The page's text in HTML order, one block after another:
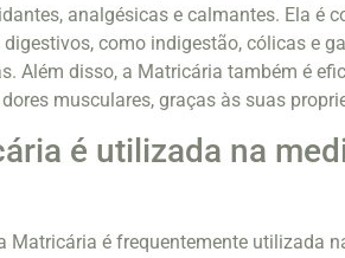
analgésicas e calmantes. Ela é
como indigestão, cólicas e
Além disso, a Matricária também é
musculares, graças às suas
é utilizada na
Matricária é frequentemente utilizada